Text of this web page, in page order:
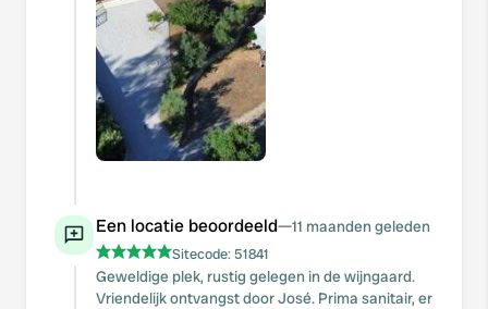
Een locatie beoordeeld—11 maanden geleden
Sitecode:51841
Geweldige plek, rustig gelegen in de wijngaard.
Vriendelijk ontvangst door José. Prima sanitair, er